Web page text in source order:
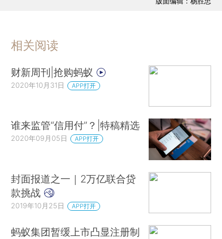
相关阅读
财新周刊|抢购蚂蚁
2020年10月31日 APP打开
谁来监管“信用付”？|特稿精选
2020年09月05日 APP打开
封面报道之一｜2万亿联合贷
款挑战
2019年10月25日 APP打开
蚂蚁集团暂缓上市凸显注册制